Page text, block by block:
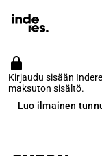
Kirjaudu sisään
maksuton sisältö.
Luo ilmainen